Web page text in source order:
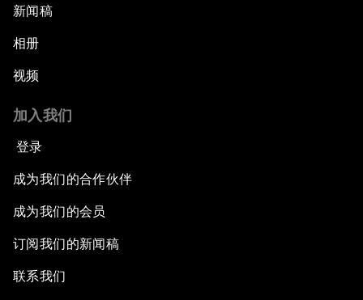
新闻稿
相册
视频
加入我们
登录
成为我们的合作伙伴
成为我们的会员
订阅我们的新闻稿
联系我们